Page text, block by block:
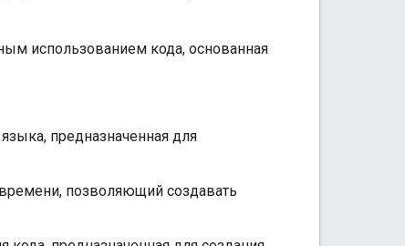
использованием кода, основанная
предназначенная для
позволяющий создавать